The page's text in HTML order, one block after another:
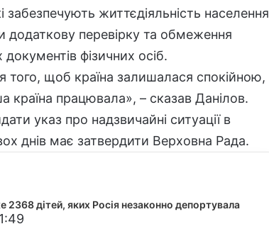
забезпечують життєдіяльність населення
додаткову перевірку та обмеження
фізичних осіб.
того, щоб країна залишалася спокійною,
працювала», – сказав Данілов.
указ про надзвичайні ситуації в
днів має затвердити Верховна Рада.
2368 дітей, яких Росія незаконно депортувала